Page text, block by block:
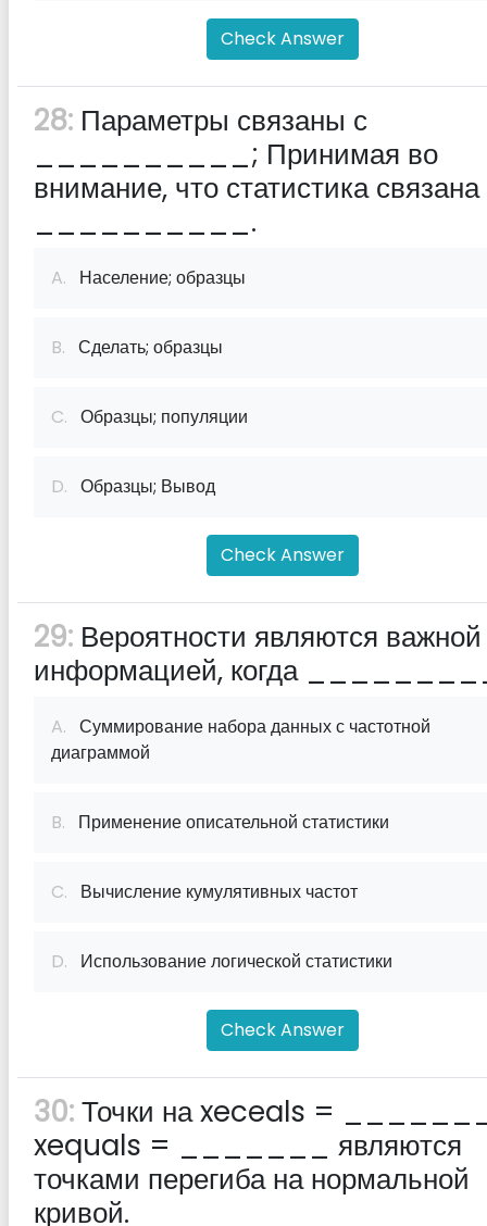
Check Answer
28: Параметры связаны с
__________; Принимая во
внимание, что статистика связана
__________.
A. Население; образцы
B. Сделать; образцы
C. Образцы; популяции
D. Образцы; Вывод
Check Answer
29: Вероятности являются важной
информацией, когда
A. Суммирование набора данных с частотной
диаграммой
B. Применение описательной статистики
C. Вычисление кумулятивных частот
D. Использование логической статистики
Check Answer
30:Точки на xeceals =
xequals = _______ являются
точками перегиба на нормальной
кривой.